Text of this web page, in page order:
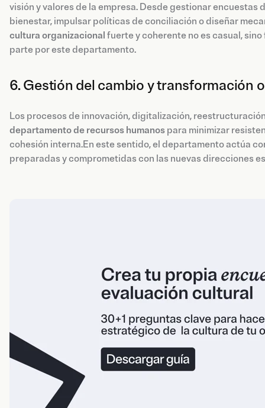
visión y valores de la empresa. Desde gestionar encuestas
bienestar, impulsar políticas de conciliación o diseñar
cultura organizacional fuerte y coherente no es casual,
parte por este departamento.
6. Gestión del cambio y transformación
Los procesos de innovación, digitalización,
departamento de recursos humanos para minimizar
cohesión interna.En este sentido, el departamento actúa
preparadas y comprometidas con las nuevas direcciones